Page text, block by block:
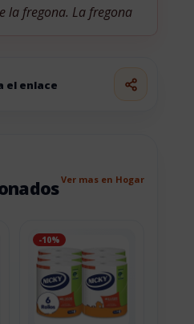
la fregona. La fregona
el enlace
Ver mas en Hogar
-10%